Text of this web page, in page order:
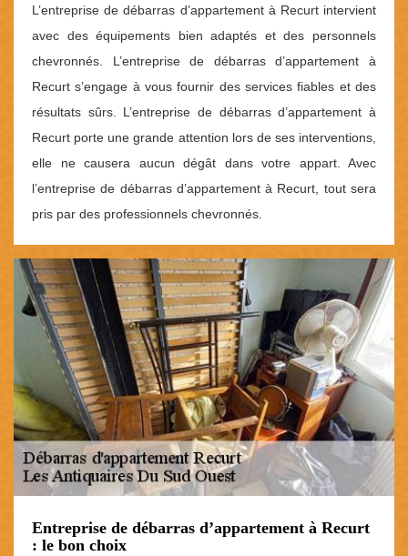
L’entreprise de débarras d’appartement à Recurt intervient
avec des équipements bien adaptés et des personnels
chevronnés. L’entreprise de débarras d’appartement à
Recurt s’engage à vous fournir des services fiables et des
résultats sûrs. L’entreprise de débarras d’appartement à
Recurt porte une grande attention lors de ses interventions,
elle ne causera aucun dégât dans votre appart. Avec
l’entreprise de débarras d’appartement à Recurt, tout sera
pris par des professionnels chevronnés.
Entreprise de débarras d’appartement à Recurt
: le bon choix